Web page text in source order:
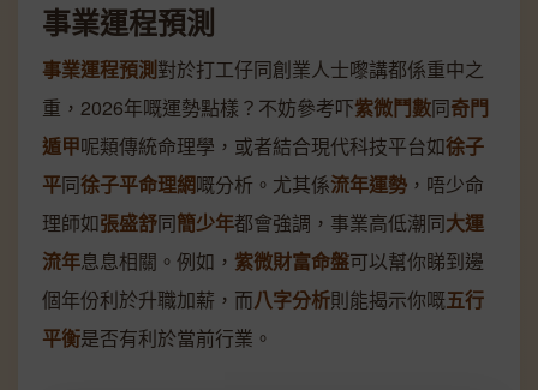
事業運程預測
事業運程預測對於打工仔同創業人士嚟講都係重中之
重，2026年嘅運勢點樣？不妨參考吓紫微鬥數同奇門
遁甲呢類傳統命理學，或者結合現代科技平台如徐子
平同徐子平命理網嘅分析。尤其係流年運勢 ，唔少命
理師如張盛舒同簡少年都會強調，事業高低潮同大運
流年息息相關。例如， 紫微財富命盤可以幫你睇到邊
個年份利於升職加薪，而八字分析則能揭示你嘅五行
平衡是否有利於當前行業。